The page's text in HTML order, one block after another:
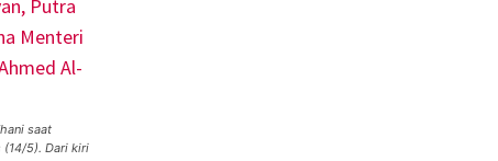
saat
(14/5). Dari kiri